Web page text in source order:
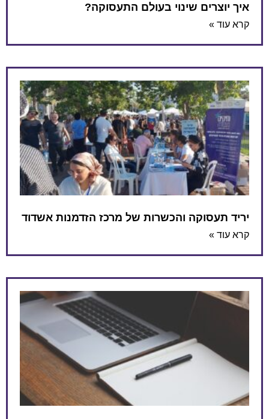
איך יוצרים שינוי בעולם התעסוקה?
קרא עוד »
יריד תעסוקה והכשרות של מרכז הזדמנות אשדוד
קרא עוד »